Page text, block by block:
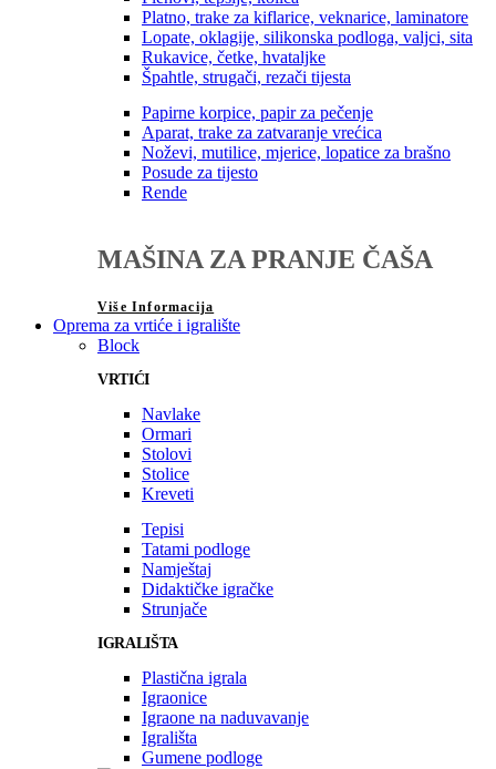
Platno, trake za kiflarice, veknarice, laminatore
Lopate, oklagije, silikonska podloga, valjci, sita
Rukavice, četke, hvataljke
Špahtle, strugači, rezači tijesta
Papirne korpice, papir za pečenje
Aparat, trake za zatvaranje vrećica
Noževi, mutilice, mjerice, lopatice za brašno
Posude za tijesto
Rende
MAŠINA ZA PRANJE ČAŠA
Više Informacija
Oprema za vrtiće i igralište
Block
VRTIĆI
Navlake
Ormari
Stolovi
Stolice
Kreveti
Tepisi
Tatami podloge
Namještaj
Didaktičke igračke
Strunjače
IGRALIŠTA
Plastična igrala
Igraonice
Igraone na naduvavanje
Igrališta
Gumene podloge